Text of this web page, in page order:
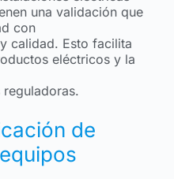
una validación que
con
calidad. Esto facilita
eléctricos y la
de